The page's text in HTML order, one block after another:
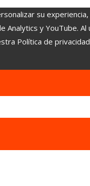
su
Analytics y YouTube.
Política de